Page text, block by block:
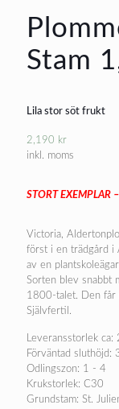
Stam
Lila stor söt frukt
2,190 kr
inkl. moms
STORT EXEMPLAR
Victoria,
först i en trädgård i
av en
Sorten blev snabbt
1800-talet. Den får
Självfertil.
Leveransstorlek ca:
Förväntad sluthöjd:
Odlingszon: 1 - 4
Krukstorlek: C30
Grundstam: St.